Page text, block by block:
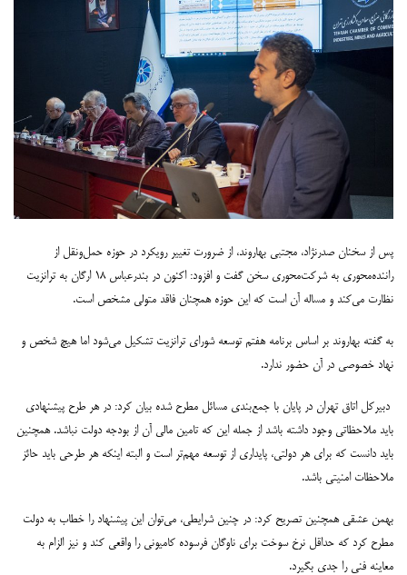
پس از سخنان صدرنژاد، مجتبی بهاروند، از ضرورت تغییر رویکرد در حوزه حمل‌ونقل از
راننده‌محوری به شرکت‌محوری سخن گفت و افزود: اکنون در بندرعباس ۱۸ ارگان به ترانزیت
نظارت می‌کند و مساله آن است که این حوزه همچنان فاقد متولی مشخص است.
به گفته بهاروند بر اساس برنامه هفتم توسعه شورای ترانزیت تشکیل می‌شود اما هیچ شخص و
نهاد خصوصی در آن حضور ندارد.
دبیرکل اتاق تهران در پایان با جمع‌بندی مسائل مطرح شده بیان کرد: در هر طرح پیشنهادی
باید ملاحظاتی وجود داشته باشد از جمله این که تامین مالی آن از بودجه دولت نباشد. همچنین
باید دانست که برای هر دولتی، پایداری از توسعه مهم‌تر است و البته اینکه هر طرحی باید حائز
ملاحظات امنیتی باشد.
بهمن عشقی همچنین تصریح کرد: در چنین شرایطی، می‌توان این پیشنهاد را خطاب به دولت
مطرح کرد که حداقل نرخ سوخت برای ناوگان فرسوده کامیونی را واقعی کند و نیز الزام به
معاینه فنی را جدی بگیرد.